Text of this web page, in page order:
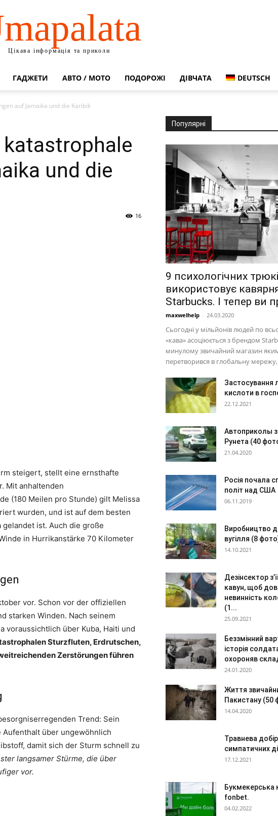
Цікава інформація та приколи
ГАДЖЕТИ АВТО / МОТО ПОДОРОЖІ ДІВЧАТА DEUTSCH
auf Jamaika und die Karibik
und die
16
steigert, stellt eine ernsthafte
Mit anhaltenden
(180 Meilen pro Stunde) gilt Melissa
wurden, und ist auf dem besten
ist. Auch die große
in Hurrikanstärke 70 Kilometer
vor. Schon vor der offiziellen
starken Winden. Nach seinem
voraussichtlich über Kuba, Haiti und
Sturzfluten, Erdrutschen,
Zerstörungen führen
Trend: Sein
über ungewöhnlich
damit sich der Sturm schnell zu
langsamer Stürme, die über
vor.
Популярні
9 психологічних
використовує
Starbucks. І тепер ви
maxwelhelp - 24.03.2020
Сьогодні у мільйонів людей по
«кава» асоціюється з брендом
минулому звичайний магазин
перетворився в глобальну мережу,
Застосування
кислоти в
22.12.2021
Автоприколы з
Рунета (40
21.04.2020
Росія почала
політ над США
06.11.2019
Виробництво
вугілля (8
14.10.2021
Дезінсектор
кавун, щоб
невинність
(1...
25.09.2021
Беззмінний
історія
охороняв
24.01.2020
Життя
Пакистану (50
14.04.2020
Травнева
симпатичних
17.12.2021
Букмекерська
fonbet.
04.02.2022